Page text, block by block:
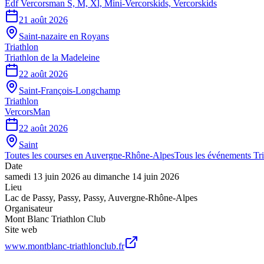
Edf Vercorsman S, M, Xl, Mini-Vercorskids, Vercorskids
21 août 2026
Saint-nazaire en Royans
Triathlon
Triathlon de la Madeleine
22 août 2026
Saint-François-Longchamp
Triathlon
VercorsMan
22 août 2026
Saint
Toutes les courses en Auvergne-Rhône-AlpesTous les événements
Date
samedi 13 juin 2026 au dimanche 14 juin 2026
Lieu
Lac de Passy, Passy, Passy, Auvergne-Rhône-Alpes
Organisateur
Mont Blanc Triathlon Club
Site web
www.montblanc-triathlonclub.fr